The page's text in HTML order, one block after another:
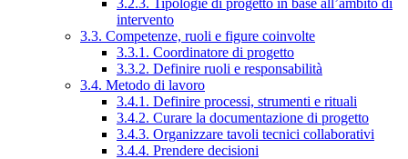
3.2.3. Tipologie di progetto in base all’ambito di
intervento
3.3. Competenze, ruoli e figure coinvolte
3.3.1. Coordinatore di progetto
3.3.2. Definire ruoli e responsabilità
3.4. Metodo di lavoro
3.4.1. Definire processi, strumenti e rituali
3.4.2. Curare la documentazione di progetto
3.4.3. Organizzare tavoli tecnici collaborativi
3.4.4. Prendere decisioni